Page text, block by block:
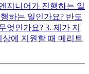
지니어가 진행하는 일
하는 일인가요? 반도
엇인가요? 3. 제가 지
에 지원할 때 메리트